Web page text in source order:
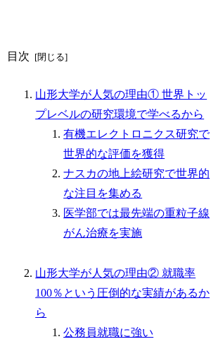
目次
山形大学が人気の理由① 世界トッ
プレベルの研究環境で学べるから
有機エレクトロニクス研究で
世界的な評価を獲得
ナスカの地上絵研究で世界的
な注目を集める
医学部では最先端の重粒子線
がん治療を実施
山形大学が人気の理由② 就職率
100％という圧倒的な実績があるか
ら
公務員就職に強い